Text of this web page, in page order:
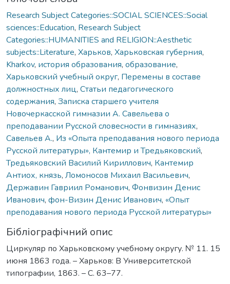
Research Subject Categories::SOCIAL SCIENCES::Social
sciences::Education, Research Subject
Categories::HUMANITIES and RELIGION::Aesthetic
subjects::Literature, Харьков, Харьковская губерния,
Kharkov, история образования, образование,
Харьковский учебный округ, Перемены в составе
должностных лиц, Статьи педагогического
содержания, Записка старшего учителя
Новочеркасской гимназии А. Савельева о
преподавании Русской словесности в гимназиях,
Савельев А., Из «Опыта преподавания нового периода
Русской литературы», Кантемир и Тредьяковский,
Тредьяковский Василий Кириллович, Кантемир
Антиох, князь, Ломоносов Михаил Васильевич,
Державин Гавриил Романович, Фонвизин Денис
Иванович, фон-Визин Денис Иванович, «Опыт
преподавания нового периода Русской литературы»
Бібліографічний опис
Циркуляр по Харьковскому учебному округу. № 11. 15
июня 1863 года. – Харьков: В Университетской
типографии, 1863. – С. 63–77.